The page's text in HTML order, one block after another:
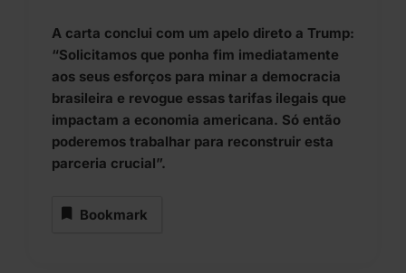
A carta conclui com um apelo direto a Trump:
“Solicitamos que ponha fim imediatamente
aos seus esforços para minar a democracia
brasileira e revogue essas tarifas ilegais que
impactam a economia americana. Só então
poderemos trabalhar para reconstruir esta
parceria crucial”.
Bookmark